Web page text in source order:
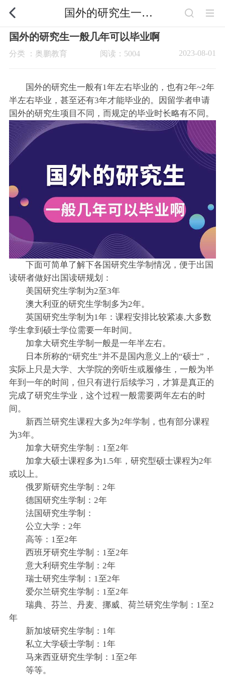
国外的研究生一般几年可以毕业啊
国外的研究生一般几年可以毕业啊
分类 ：奥鹏教育 2023-08-01
阅读：5004
国外的研究生一般有1年左右毕业的，也有2年~2年
半左右毕业，甚至还有3年才能毕业的。因留学者申请
国外的研究生项目不同，而规定的毕业时长略有不同。
下面可简单了解下各国研究生学制情况，便于出国
读研者做好出国读研规划：
美国研究生学制为2至3年
澳大利亚的研究生学制多为2年。
英国研究生学制为1年：课程安排比较紧凑,大多数
学生拿到硕士学位需要一年时间。
加拿大研究生学制一般是一年半左右。
日本所称的“研究生”并不是国内意义上的“硕士”，
实际上只是大学、大学院的旁听生或履修生，一般为半
年到一年的时间，但只有进行后续学习，才算是真正的
完成了研究生学业，这个过程一般需要两年左右的时
间。
新西兰研究生课程大多为2年学制，也有部分课程
为3年。
加拿大研究生学制：1至2年
加拿大硕士课程多为1.5年，研究型硕士课程为2年
或以上。
俄罗斯研究生学制：2年
德国研究生学制：2年
法国研究生学制：
公立大学：2年
高等：1至2年
西班牙研究生学制：1至2年
意大利研究生学制：2年
瑞士研究生学制：1至2年
爱尔兰研究生学制：1至2年
瑞典、芬兰、丹麦、挪威、荷兰研究生学制：1至2
年
新加坡研究生学制：1年
私立大学硕士学制：1年
马来西亚研究生学制：1至2年
等等。